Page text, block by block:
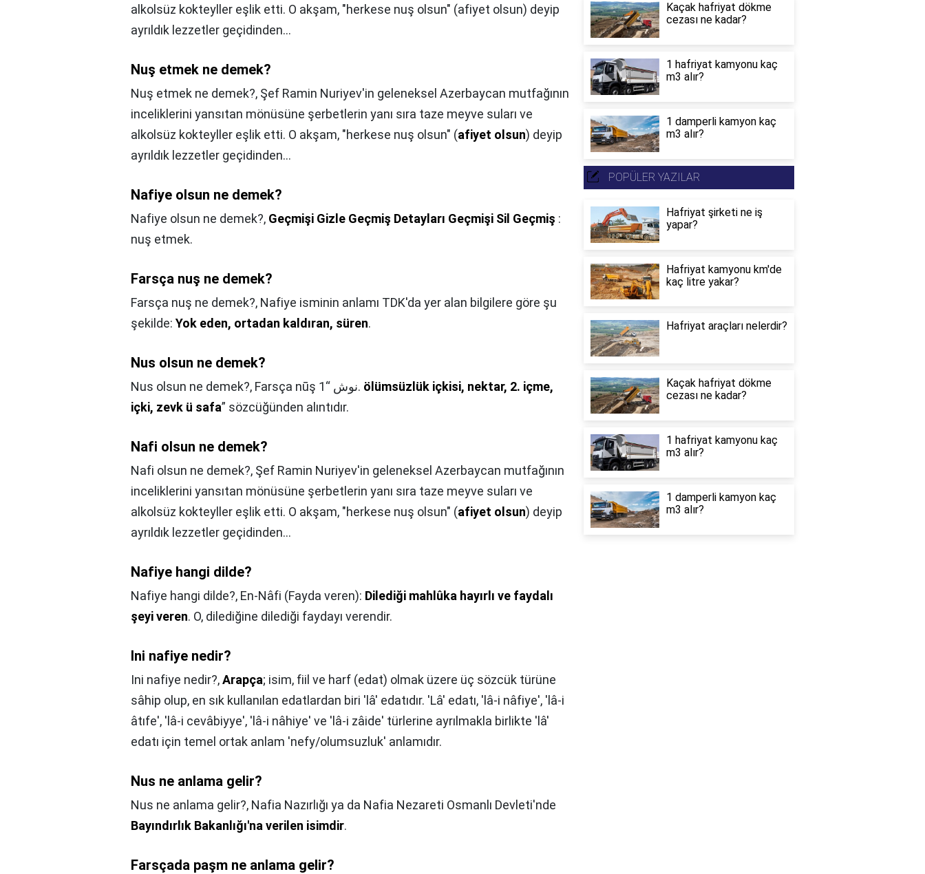
alkolsüz kokteyller eşlik etti. O akşam, "herkese nuş olsun" (afiyet olsun) deyip
ayrıldık lezzetler geçidinden…
Nuş etmek ne demek?
Nuş etmek ne demek?, Şef Ramin Nuriyev'in geleneksel Azerbaycan mutfağının
inceliklerini yansıtan mönüsüne şerbetlerin yanı sıra taze meyve suları ve
alkolsüz kokteyller eşlik etti. O akşam, "herkese nuş olsun" (afiyet olsun) deyip
ayrıldık lezzetler geçidinden…
Nafiye olsun ne demek?
Nafiye olsun ne demek?, Geçmişi Gizle Geçmiş Detayları Geçmişi Sil Geçmiş :
nuş etmek.
Farsça nuş ne demek?
Farsça nuş ne demek?, Nafiye isminin anlamı TDK'da yer alan bilgilere göre şu
şekilde: Yok eden, ortadan kaldıran, süren.
Nus olsun ne demek?
Nus olsun ne demek?, Farsça nūş نوش “1. ölümsüzlük içkisi, nektar, 2. içme,
içki, zevk ü safa” sözcüğünden alıntıdır.
Nafi olsun ne demek?
Nafi olsun ne demek?, Şef Ramin Nuriyev'in geleneksel Azerbaycan mutfağının
inceliklerini yansıtan mönüsüne şerbetlerin yanı sıra taze meyve suları ve
alkolsüz kokteyller eşlik etti. O akşam, "herkese nuş olsun" (afiyet olsun) deyip
ayrıldık lezzetler geçidinden…
Nafiye hangi dilde?
Nafiye hangi dilde?, En-Nâfi (Fayda veren): Dilediği mahlûka hayırlı ve faydalı
şeyi veren. O, dilediğine dilediği faydayı verendir.
Ini nafiye nedir?
Ini nafiye nedir?,Arapça; isim, fiil ve harf (edat) olmak üzere üç sözcük türüne
sâhip olup, en sık kullanılan edatlardan biri 'lâ' edatıdır. 'Lâ' edatı, 'lâ-i nâfiye', 'lâ-i
âtıfe', 'lâ-i cevâbiyye', 'lâ-i nâhiye' ve 'lâ-i zâide' türlerine ayrılmakla birlikte 'lâ'
edatı için temel ortak anlam 'nefy/olumsuzluk' anlamıdır.
Nus ne anlama gelir?
Nus ne anlama gelir?, Nafia Nazırlığı ya da Nafia Nezareti Osmanlı Devleti'nde
Bayındırlık Bakanlığı'na verilen isimdir.
Farsçada paşm ne anlama gelir?
Kaçak hafriyat dökme
cezası ne kadar?
1 hafriyat kamyonu kaç
m3 alır?
1 damperli kamyon kaç
m3 alır?
POPÜLER YAZILAR
Hafriyat şirketi ne iş
yapar?
Hafriyat kamyonu km'de
kaç litre yakar?
Hafriyat araçları nelerdir?
Kaçak hafriyat dökme
cezası ne kadar?
1 hafriyat kamyonu kaç
m3 alır?
1 damperli kamyon kaç
m3 alır?